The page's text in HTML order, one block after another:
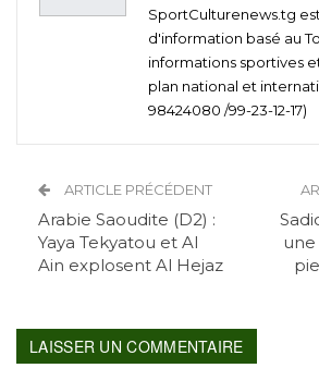
SportCulturenews.tg
d'information basé au
informations sportives
plan national et
98424080 /99-23-12-17)
ARTICLE PRÉCÉDENT
Arabie Saoudite (D2) :
Yaya Tekyatou et Al
Ain explosent Al Hejaz
une
LAISSER UN COMMENTAIRE